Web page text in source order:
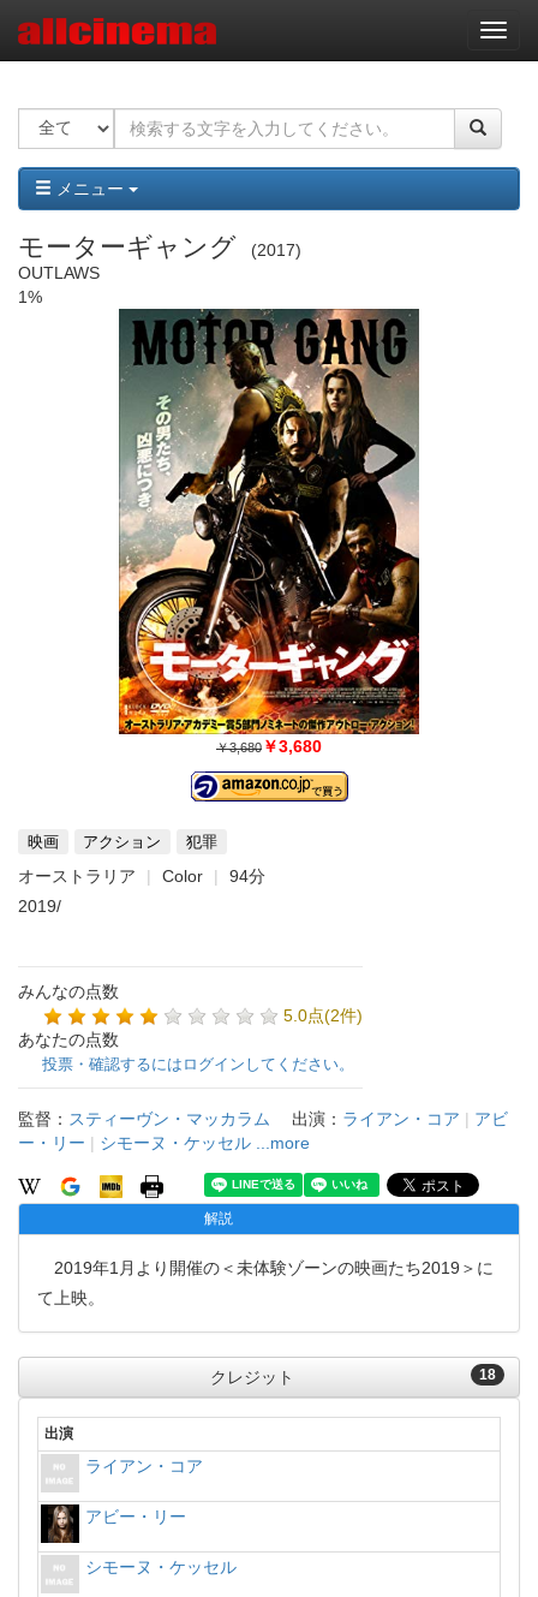
ナ
ビ
ー
ョ
ン
メニュー
モーターギャング
2017
OUTLAWS
1%
￥3,680 ￥3,680
映画 アクション 犯罪
オーストラリア Color
94分
2019/
みんなの点数
5.0点(2件)
あなたの点数
投票・確認するにはログインしてください。
監督： スティーヴン・マッカラム 出演： ライアン・コア | アビ
ー・リー | シモーヌ・ケッセル ...more
解説
2019年1月より開催の＜未体験ゾーンの映画たち2019＞に
て上映。
18
クレジット
出演
ライアン・コア
アビー・リー
シモーヌ・ケッセル